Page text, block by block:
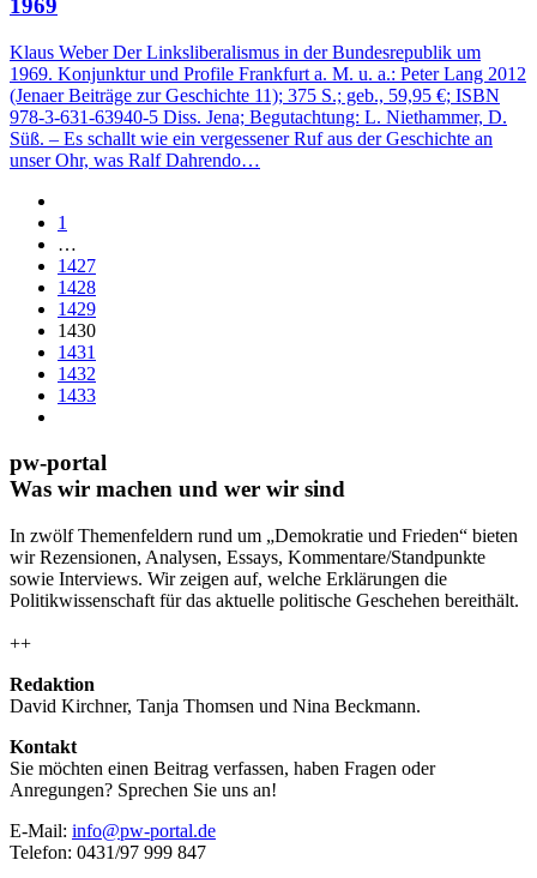
1969
Klaus Weber Der Linksliberalismus in der Bundesrepublik um
1969. Konjunktur und Profile Frankfurt a. M. u. a.: Peter Lang 2012
(Jenaer Beiträge zur Geschichte 11); 375 S.; geb., 59,95 €; ISBN
978-3-631-63940-5 Diss. Jena; Begutachtung: L. Niethammer, D.
Süß. – Es schallt wie ein vergessener Ruf aus der Geschichte an
unser Ohr, was Ralf Dahrendo…
1
…
1427
1428
1429
1430
1431
1432
1433
pw-portal
Was wir machen und wer wir sind
In zwölf Themenfeldern rund um „Demokratie und Frieden“ bieten
wir Rezensionen, Analysen, Essays, Kommentare/Standpunkte
sowie Interviews. Wir zeigen auf, welche Erklärungen die
Politikwissenschaft für das aktuelle politische Geschehen bereithält.
++
Redaktion
David Kirchner, Tanja Thomsen und Nina Beckmann.
Kontakt
Sie möchten einen Beitrag verfassen, haben Fragen oder
Anregungen? Sprechen Sie uns an!
E-Mail: info@pw-portal.de
Telefon: 0431/97 999 847